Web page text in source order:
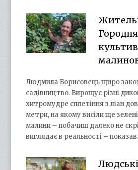
Людмила Борисовець щиро
садівництво. Вирощує різні
хитромудре сплетіння з ліан
метри, на якому висіли ще
малини – побачиш далеко не
виглядає в реальності –
Людські